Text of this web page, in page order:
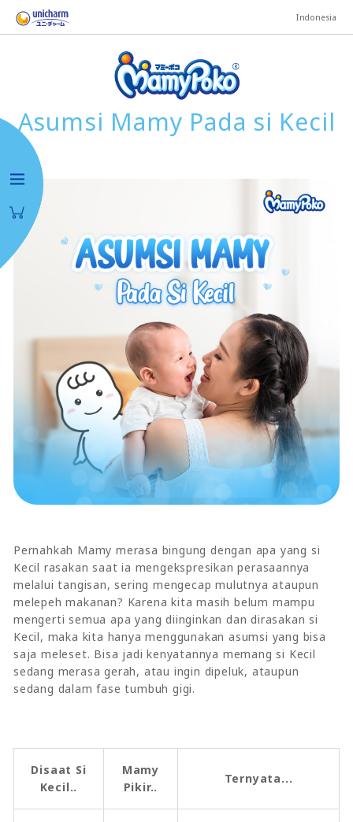
Indonesia
Asumsi Mamy Pada si Kecil
Pernahkah Mamy merasa bingung dengan apa yang si
Kecil rasakan saat ia mengekspresikan perasaannya
melalui tangisan, sering mengecap mulutnya ataupun
melepeh makanan? Karena kita masih belum mampu
mengerti semua apa yang diinginkan dan dirasakan si
Kecil, maka kita hanya menggunakan asumsi yang bisa
saja meleset. Bisa jadi kenyatannya memang si Kecil
sedang merasa gerah, atau ingin dipeluk, ataupun
sedang dalam fase tumbuh gigi.
Disaat Si
Kecil..
Mamy
Pikir..
Ternyata...